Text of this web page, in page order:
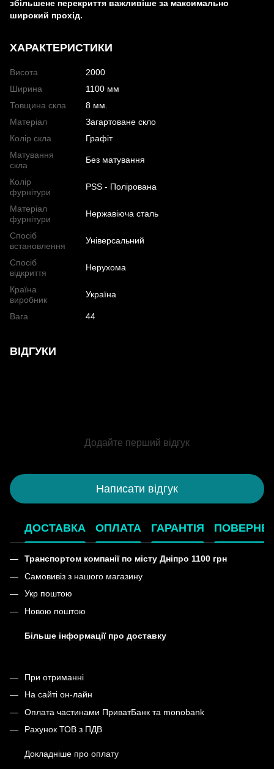
збільшене перекриття важливіше за максимально
широкий прохід.
ХАРАКТЕРИСТИКИ
Висота
2000
Ширина
1100 мм
Товщина скла
8 мм.
Матеріал
Загартоване скло
Колір скла
Графіт
Матування
скла
Без матування
Колір
фурнітури
PSS - Полірована
Матеріал
фурнітури
Нержавіюча сталь
Спосіб
встановлення
Універсальний
Спосіб
відкриття
Нерухома
Країна
виробник
Україна
Вага 44
ВІДГУКИ
Додайте перший відгук
Написати відгук
ДОСТАВКА ОПЛАТА ГАРАНТІЯ
Транспортом компанії по місту Дніпро 1100 грн
Самовивіз з нашого магазину
Укр поштою
Новою поштою
Більше інформації про доставку
При отриманні
На сайті он-лайн
Оплата частинами ПриватБанк та monobank
Рахунок ТОВ з ПДВ
Докладніше про оплату